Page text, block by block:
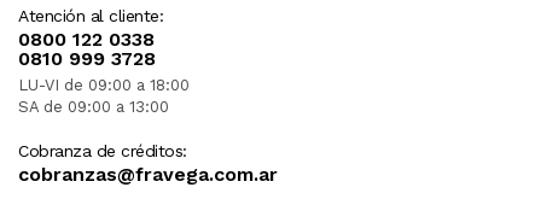
Atención al cliente:
0800 122 0338
0810 999 3728
LU-VI de 09:00 a 18:00
SA de 09:00 a 13:00
Cobranza de créditos:
cobranzas@fravega.com.ar